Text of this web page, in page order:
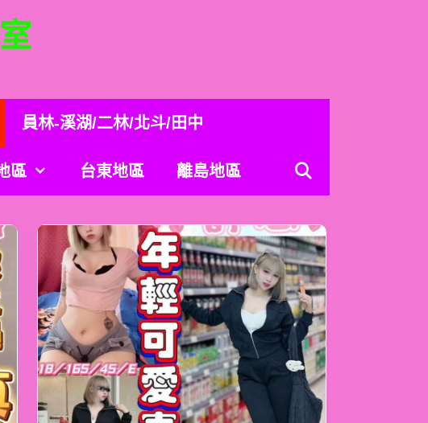
員林-溪湖/二林/北斗/田中
區 台東地區 離島地區